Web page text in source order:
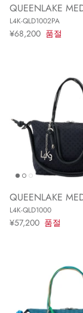
L4K-QLD1002PA
¥68,200 품절
L4K-QLD1000
¥57,200 품절